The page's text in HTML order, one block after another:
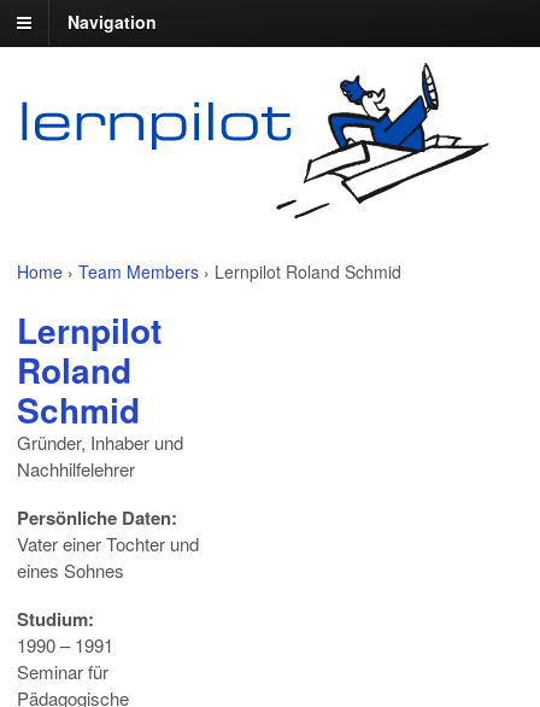
Navigation
Home › Team Members › Lernpilot Roland Schmid
Lernpilot
Roland
Schmid
Gründer, Inhaber und
Nachhilfelehrer
Persönliche Daten:
Vater einer Tochter und
eines Sohnes
Studium:
1990 – 1991
Seminar für
Pädagogische